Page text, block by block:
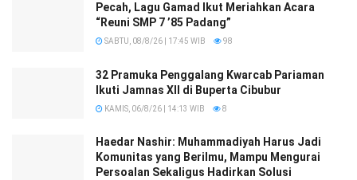
Pecah, Lagu Gamad Ikut Meriahkan Acara
“Reuni SMP 7 ’85 Padang”
SABTU, 08/8/26 | 17:45 WIB 98
32 Pramuka Penggalang Kwarcab Pariaman
Ikuti Jamnas XII di Buperta Cibubur
KAMIS, 06/8/26 | 14:13 WIB 8
Haedar Nashir: Muhammadiyah Harus Jadi
Komunitas yang Berilmu, Mampu Mengurai
Persoalan Sekaligus Hadirkan Solusi